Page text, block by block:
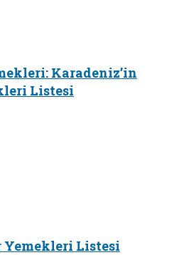
Karadeniz’in
Listesi
Yemekleri Listesi